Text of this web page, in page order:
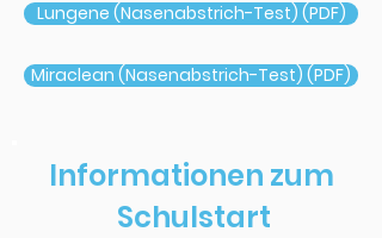
Lungene (Nasenabstrich-Test) (PDF)
Miraclean (Nasenabstrich-Test) (PDF)
Informationen zum
Schulstart